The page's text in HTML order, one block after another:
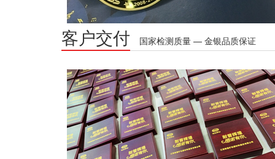
客户交付 国家检测质量 — 金银品质保证